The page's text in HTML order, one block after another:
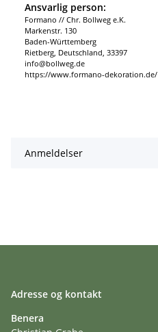
Ansvarlig person:
Formano // Chr. Bollweg e.K.
Markenstr. 130
Baden-Württemberg
Rietberg, Deutschland, 33397
info@bollweg.de
https://www.formano-dekoration.de/
Anmeldelser
Adresse og kontakt
Benera